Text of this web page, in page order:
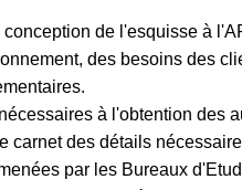
de l'esquisse à
des besoins des
à l'obtention des
carnet des détails
par les Bureaux